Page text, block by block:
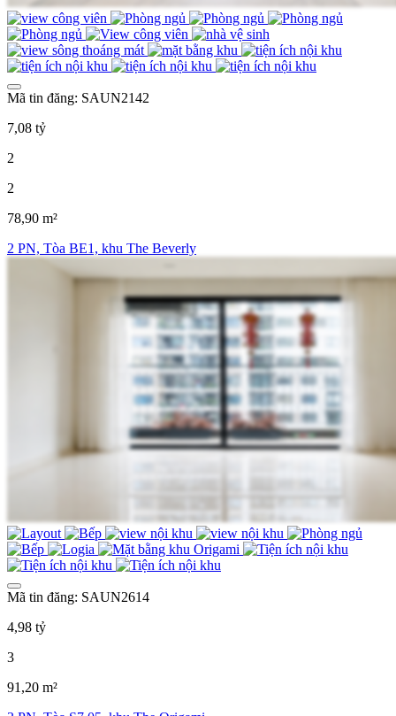
Mã tin đăng: SAUN2142
7,08 tỷ
2
2
78,90 m²
2 PN, Tòa BE1, khu The Beverly
Mã tin đăng: SAUN2614
4,98 tỷ
3
91,20 m²